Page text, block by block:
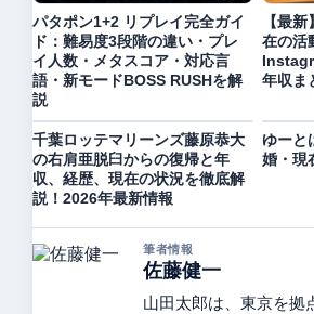
パタポン1+2 リプレイ完全ガイ
ド：難易度3段階の違い・プレ
イ人数・メタスコア・対応言
語・新モードBOSS RUSHを解
説
【最
在の活
年収ま
千葉ロッテマリーンズ藤原恭大
の右肩亜脱臼からの復帰と年
収、経歴、現在の状況を徹底解
説！2026年最新情報
ゆーと
婚・現
筆者情報
佐藤健一
山田太郎は、東京を拠